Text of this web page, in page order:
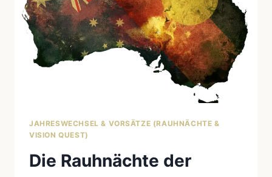
ILVESTER
JAHRESWECHSEL & VORSÄTZE (RAUHNÄCHTE &
VISION QUEST)
Die Rauhnächte der